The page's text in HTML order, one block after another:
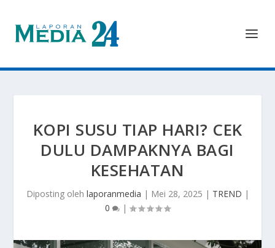
KOPI SUSU TIAP HARI? CEK
DULU DAMPAKNYA BAGI
KESEHATAN
Diposting oleh laporanmedia | Mei 28, 2025 | TREND |
0
|